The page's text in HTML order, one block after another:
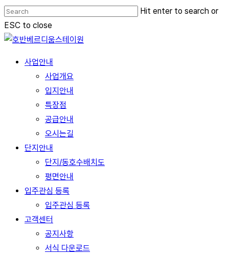
Skip
to
main
Hit enter to search or
ESC to close
Close
Menu
사업안내
사업개요
입지안내
특장점
공급안내
오시는길
단지안내
단지/동호수배치도
평면안내
입주관심 등록
입주관심 등록
고객센터
공지사항
서식 다운로드